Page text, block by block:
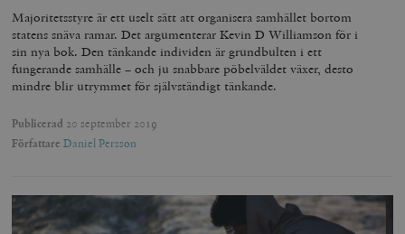
Majoritetsstyre är ett uselt sätt att organisera samhället bortom
statens snäva ramar. Det argumenterar Kevin D Williamson för i
sin nya bok. Den tänkande individen är grundbulten i ett
fungerande samhälle – och ju snabbare pöbelväldet växer, desto
mindre blir utrymmet för självständigt tänkande.
Publicerad 20 september 2019
Författare Daniel Persson